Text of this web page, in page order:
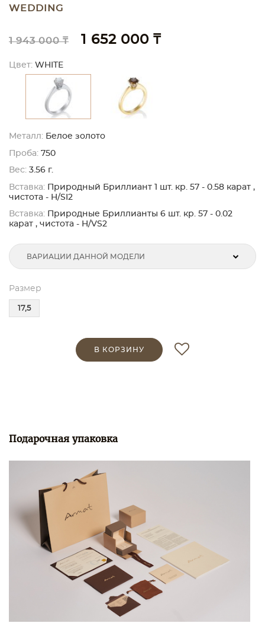
WEDDING
1 943 000 ₸ 1 652 000 ₸
Цвет: WHITE
Металл: Белое золото
Проба: 750
Вес: 3.56 г.
Вставка: Природный Бриллиант 1 шт. кр. 57 - 0.58 карат ,
чистота - H/SI2
Вставка: Природные Бриллианты 6 шт. кр. 57 - 0.02
карат , чистота - H/VS2
ВАРИАЦИИ ДАННОЙ МОДЕЛИ
Размер
17,5
В КОРЗИНУ
Подарочная упаковка